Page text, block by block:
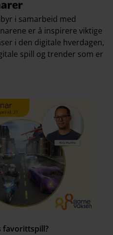
i samarbeid med
er å inspirere viktige
i den digitale hverdagen,
spill og trender som er
favorittspill?